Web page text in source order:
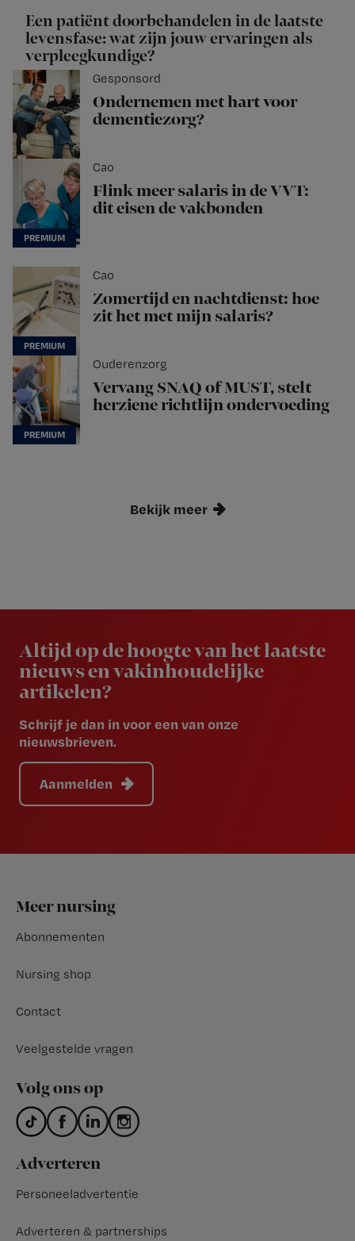
Een patiënt doorbehandelen in de laatste
levensfase: wat zijn jouw ervaringen als
verpleegkundige?
Gesponsord
Ondernemen met hart voor
dementiezorg?
Cao
Flink meer salaris in de VVT:
dit eisen de vakbonden
Cao
Zomertijd en nachtdienst: hoe
zit het met mijn salaris?
Ouderenzorg
Vervang SNAQ of MUST, stelt
herziene richtlijn ondervoeding
Bekijk meer
Altijd op de hoogte van het laatste
nieuws en vakinhoudelijke
artikelen?
Schrijf je dan in voor een van onze
nieuwsbrieven.
Aanmelden
Footer
Meer nursing
Abonnementen
Nursing shop
Contact
Veelgestelde vragen
Volg ons op
Adverteren
Personeeladvertentie
Adverteren & partnerships